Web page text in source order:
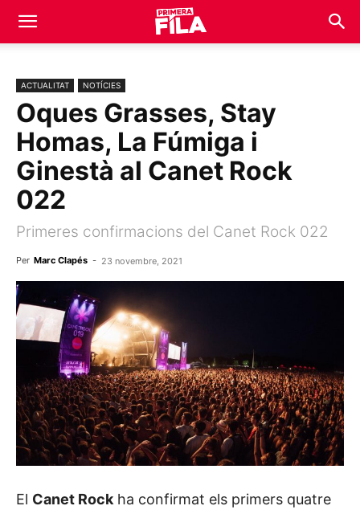
ACTUALITAT NOTÍCIES
Oques Grasses, Stay
Homas, La Fúmiga i
Ginestà al Canet Rock
022
Primeres confirmacions del Canet Rock 022
Per Marc Clapés - 23 novembre, 2021
El Canet Rock ha confirmat els primers quatre